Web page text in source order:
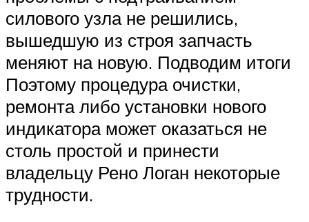
силового узла не решились,
вышедшую из строя запчасть
меняют на новую. Подводим итоги
Поэтому процедура очистки,
ремонта либо установки нового
индикатора может оказаться не
столь простой и принести
владельцу Рено Логан некоторые
трудности.